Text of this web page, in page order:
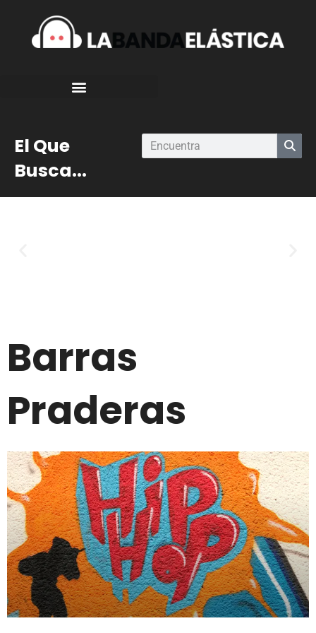
El Que
Busca...
Barras
Praderas